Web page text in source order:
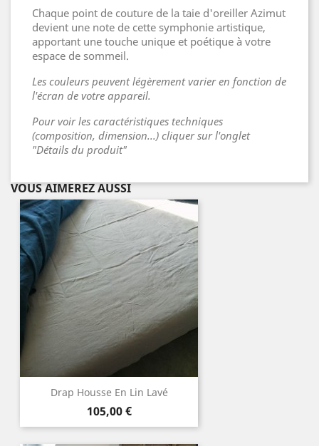
Chaque point de couture de la taie d'oreiller Azimut
devient une note de cette symphonie artistique,
apportant une touche unique et poétique à votre
espace de sommeil.
Les couleurs peuvent légèrement varier en fonction de
l'écran de votre appareil.
Pour voir les caractéristiques techniques
(composition, dimension...) cliquer sur l'onglet
"Détails du produit"
VOUS AIMEREZ AUSSI
Drap Housse En Lin Lavé
Prix
105,00 €